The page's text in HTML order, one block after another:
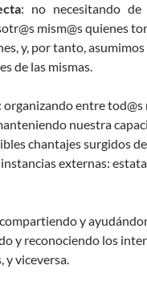
: no necesitando de
mism@s quienes
y, por tanto, asumimos
de las mismas.
: organizando entre
nuestra
chantajes surgidos
externas:
y
y reconociendo los
y viceversa.